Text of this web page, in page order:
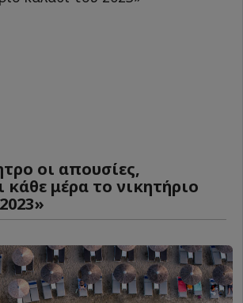
οι απουσίες,
κάθε μέρα το νικητήριο